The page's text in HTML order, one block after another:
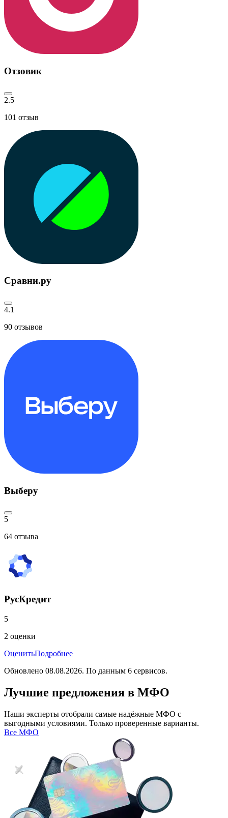
Отзовик
2.5
101 отзыв
Сравни.ру
4.1
90 отзывов
Выберу
5
64 отзыва
РусКредит
5
2 оценки
ОценитьПодробнее
Обновлено 08.08.2026. По данным 6 сервисов.
Лучшие предложения в МФО
Наши эксперты отобрали самые надёжные МФО с
выгодными условиями. Только проверенные варианты.
Все МФО